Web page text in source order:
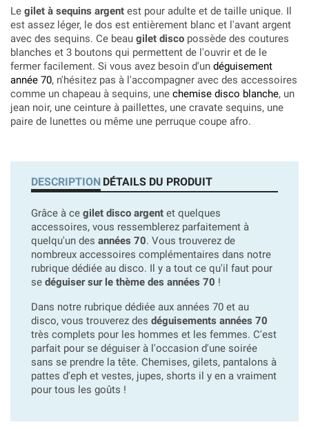
Le gilet à sequins argent est pour adulte et de taille unique. Il
est assez léger, le dos est entièrement blanc et l'avant argent
avec des sequins. Ce beau gilet disco possède des coutures
blanches et 3 boutons qui permettent de l'ouvrir et de le
fermer facilement. Si vous avez besoin d'un déguisement
année 70, n'hésitez pas à l'accompagner avec des accessoires
comme un chapeau à sequins, une chemise disco blanche, un
jean noir, une ceinture à paillettes, une cravate sequins, une
paire de lunettes ou même une perruque coupe afro.
DESCRIPTION DÉTAILS DU PRODUIT
Grâce à ce gilet disco argent et quelques
accessoires, vous ressemblerez parfaitement à
quelqu'un des années 70. Vous trouverez de
nombreux accessoires complémentaires dans notre
rubrique dédiée au disco. Il y a tout ce qu'il faut pour
se déguiser sur le thème des années 70 !
Dans notre rubrique dédiée aux années 70 et au
disco, vous trouverez des déguisements années 70
très complets pour les hommes et les femmes. C'est
parfait pour se déguiser à l'occasion d'une soirée
sans se prendre la tête. Chemises, gilets, pantalons à
pattes d'eph et vestes, jupes, shorts il y en a vraiment
pour tous les goûts !